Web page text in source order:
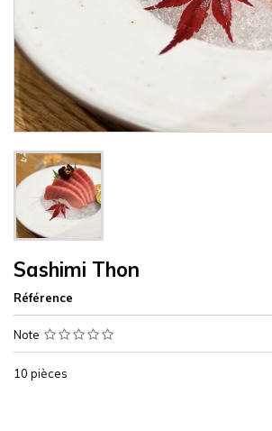
Sashimi Thon
Référence
Note
10 pièces